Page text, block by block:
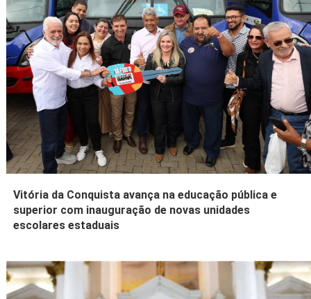
Vitória da Conquista avança na educação pública e
superior com inauguração de novas unidades
escolares estaduais